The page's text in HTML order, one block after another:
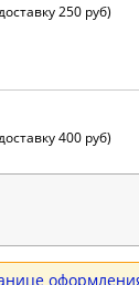
250 руб)
400 руб)